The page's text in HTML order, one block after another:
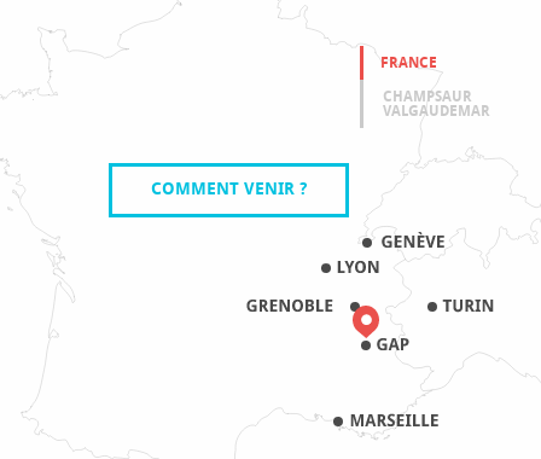
FRANCE
CHAMPSAUR
VALGAUDEMAR
COMMENT VENIR ?